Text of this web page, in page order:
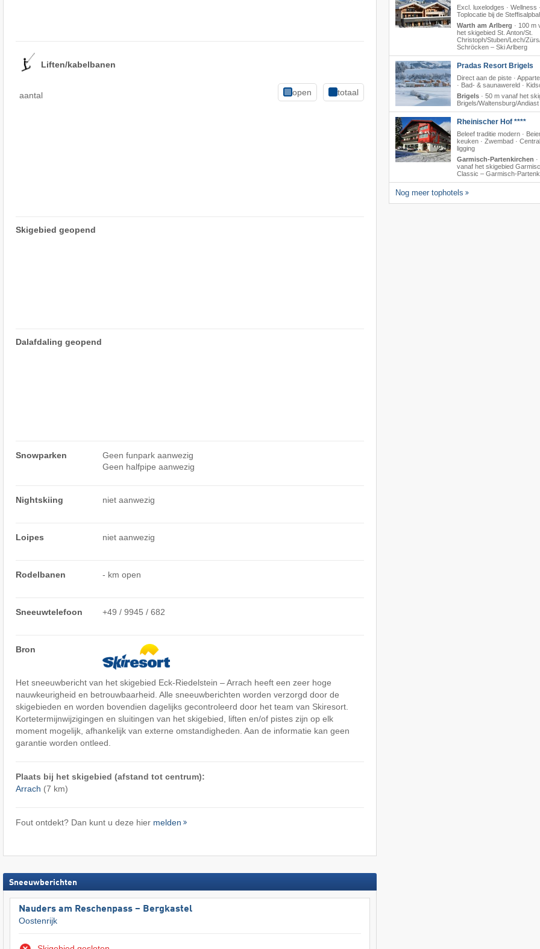
Liften/kabelbanen
aantal open totaal
Skigebied geopend
Dalafdaling geopend
Snowparken
Geen funpark aanwezig
Geen halfpipe aanwezig
Nightskiing niet aanwezig
Loipes niet aanwezig
Rodelbanen - km open
Sneeuwtelefoon +49 / 9945 / 682
Bron
Het sneeuwbericht van het skigebied Eck-Riedelstein – Arrach heeft een zeer hoge
nauwkeurigheid en betrouwbaarheid. Alle sneeuwberichten worden verzorgd door de
skigebieden en worden bovendien dagelijks gecontroleerd door het team van Skiresort.
Kortetermijnwijzigingen en sluitingen van het skigebied, liften en/of pistes zijn op elk
moment mogelijk, afhankelijk van externe omstandigheden. Aan de informatie kan geen
garantie worden ontleed.
Plaats bij het skigebied (afstand tot centrum):
Arrach (7 km)
Fout ontdekt? Dan kunt u deze hier melden
Sneeuwberichten
Nauders am Reschenpass – Bergkastel
Oostenrijk
Excl. luxelodges · Wellness ·
Toplocatie bij de
Warth am Arlberg · 100 m
het skigebied St. Anton/​St.
Christoph/​Stuben/​Lech/​
Schröcken – Ski Arlberg
Pradas Resort Brigels
Direct aan de piste ·
· Bad- & saunawereld ·
Brigels· 50 m vanaf het
Brigels/​Waltensburg/​Andiast
Rheinischer Hof ****
Beleef traditie modern ·
keuken · Zwembad ·
ligging
Garmisch-Partenkirchen ·
vanaf het skigebied
Classic – Garmisch-
Nog meer tophotels